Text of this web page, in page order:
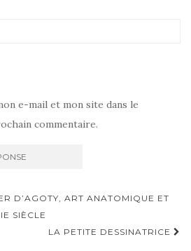
e-mail et mon site dans le
commentaire.
D’AGOTY, ART ANATOMIQUE ET
SIÈCLE
LA PETITE DESSINATRICE